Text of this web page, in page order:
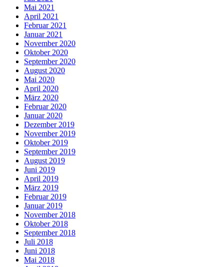
Mai 2021
April 2021
Februar 2021
Januar 2021
November 2020
Oktober 2020
September 2020
August 2020
Mai 2020
April 2020
März 2020
Februar 2020
Januar 2020
Dezember 2019
November 2019
Oktober 2019
September 2019
August 2019
Juni 2019
April 2019
März 2019
Februar 2019
Januar 2019
November 2018
Oktober 2018
September 2018
Juli 2018
Juni 2018
Mai 2018